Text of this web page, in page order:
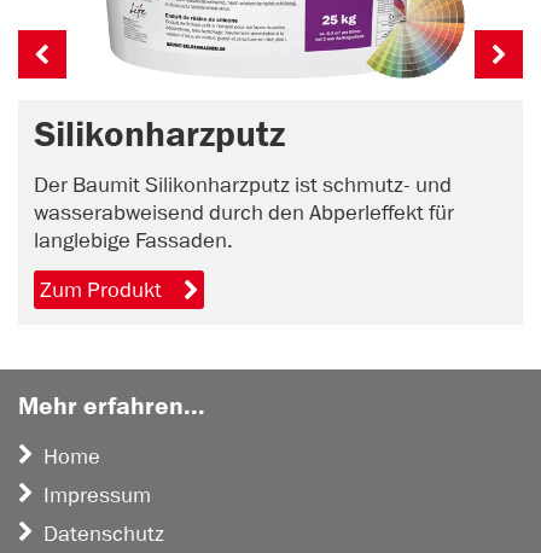
Silikonharzputz
Der Baumit Silikonharzputz ist schmutz- und
wasserabweisend durch den Abperleffekt für
langlebige Fassaden.
Zum Produkt
Mehr erfahren...
Home
Impressum
Datenschutz